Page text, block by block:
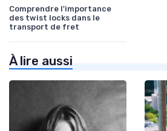
Comprendre l'importance
des twist locks dans le
transport de fret
À lire aussi